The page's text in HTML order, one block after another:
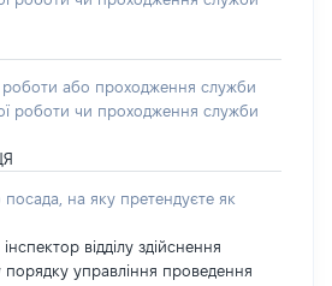
роботи або проходження служби
роботи чи проходження служби
посада, на яку претендуєте як
відділу здійснення
управління проведення